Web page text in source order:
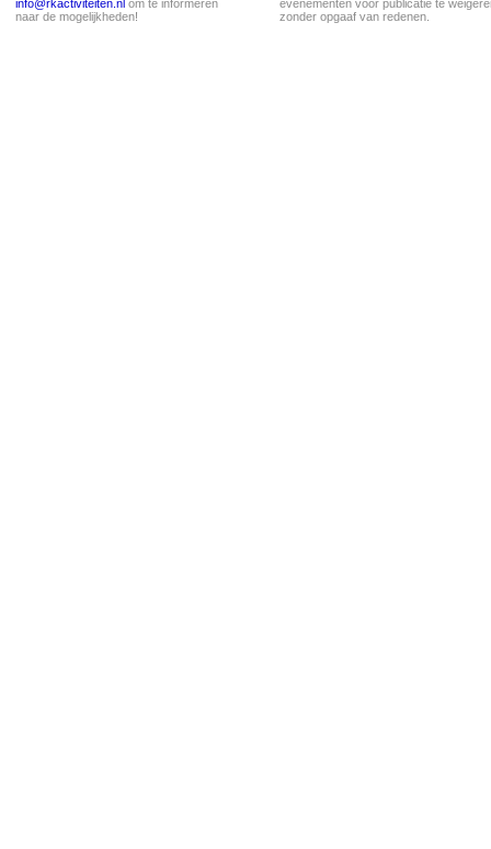
info@rkactiviteiten.nl om te informeren
naar de mogelijkheden!
evenementen voor publicatie te
zonder opgaaf van redenen.